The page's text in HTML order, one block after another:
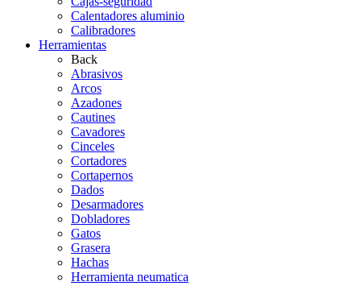
Calentadores aluminio
Calibradores
Herramientas
Back
Abrasivos
Arcos
Azadones
Cautines
Cavadores
Cinceles
Cortadores
Cortapernos
Dados
Desarmadores
Dobladores
Gatos
Grasera
Hachas
Herramienta neumatica